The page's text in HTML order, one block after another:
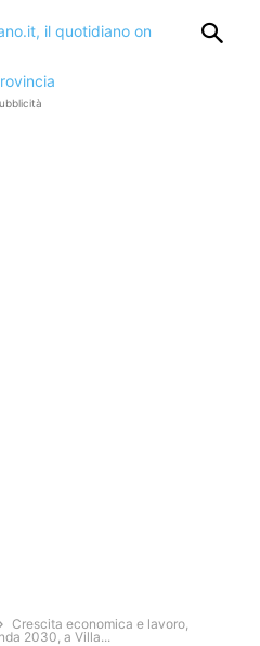
Crescita economica e lavoro,
2030, a Villa...